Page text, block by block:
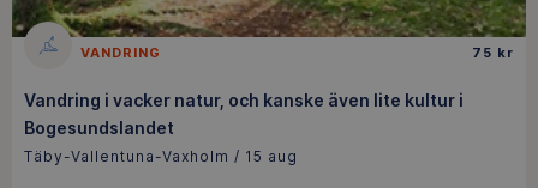
VANDRING 75 kr
Vandring i vacker natur, och kanske även lite kultur i
Bogesundslandet
Täby-Vallentuna-Vaxholm / 15 aug